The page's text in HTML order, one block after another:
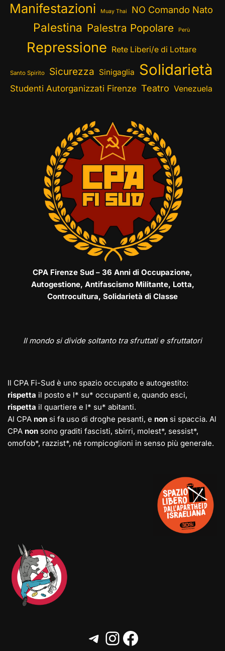
Manifestazioni Muay Thai NO Comando Nato
Palestina Palestra Popolare Perù
Repressione Rete Liberi/e di Lottare
Santo Spirito Sicurezza Sinigaglia Solidarietà
Studenti Autorganizzati Firenze Teatro Venezuela
CPA Firenze Sud – 36 Anni di Occupazione,
Autogestione, Antifascismo Militante, Lotta,
Controcultura, Solidarietà di Classe
Il mondo si divide soltanto tra sfruttati e sfruttatori
Il CPA Fi-Sud è uno spazio occupato e autogestito:
rispetta il posto e l* su* occupanti e, quando esci,
rispetta il quartiere e l* su* abitanti.
Al CPA non si fa uso di droghe pesanti, e non si spaccia. Al
CPA non sono graditi fascisti, sbirri, molest*, sessist*,
omofob*, razzist*, né rompicoglioni in senso più generale.